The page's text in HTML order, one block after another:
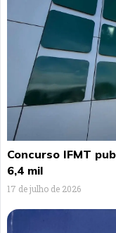
Concurso IFMT
6,4 mil
17 de julho de 2026